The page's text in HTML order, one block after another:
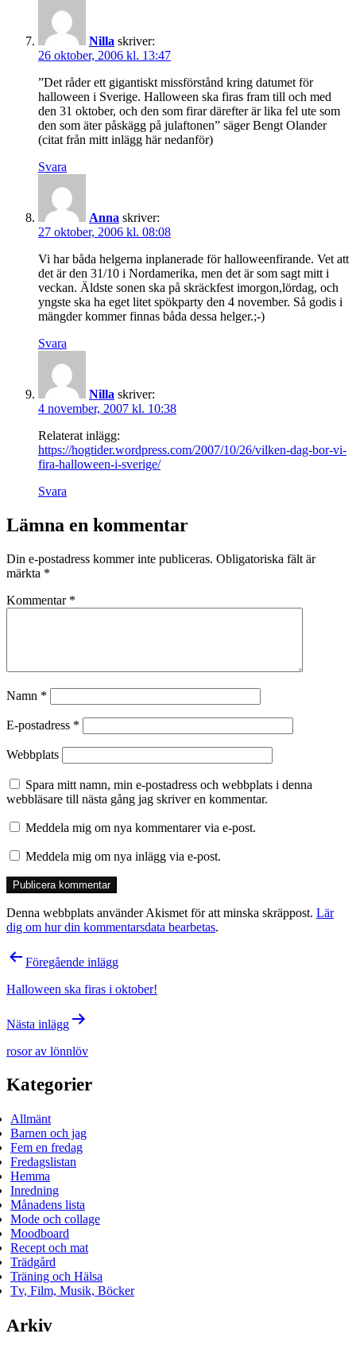
Nilla skriver:
26 oktober, 2006 kl. 13:47
”Det råder ett gigantiskt missförstånd kring datumet för
halloween i Sverige. Halloween ska firas fram till och med
den 31 oktober, och den som firar därefter är lika fel ute som
den som äter påskägg på julaftonen” säger Bengt Olander
(citat från mitt inlägg här nedanför)
Svara
Anna skriver:
27 oktober, 2006 kl. 08:08
Vi har båda helgerna inplanerade för halloweenfirande. Vet att
det är den 31/10 i Nordamerika, men det är som sagt mitt i
veckan. Äldste sonen ska på skräckfest imorgon,lördag, och
yngste ska ha eget litet spökparty den 4 november. Så godis i
mängder kommer finnas båda dessa helger.;-)
Svara
Nilla skriver:
4 november, 2007 kl. 10:38
Relaterat inlägg:
https://hogtider.wordpress.com/2007/10/26/vilken-dag-bor-vi-
fira-halloween-i-sverige/
Svara
Lämna en kommentar
Din e-postadress kommer inte publiceras. Obligatoriska fält är
märkta *
Kommentar *
Namn *
E-postadress *
Webbplats
Spara mitt namn, min e-postadress och webbplats i denna
webbläsare till nästa gång jag skriver en kommentar.
Meddela mig om nya kommentarer via e-post.
Meddela mig om nya inlägg via e-post.
Denna webbplats använder Akismet för att minska skräppost. Lär
dig om hur din kommentarsdata bearbetas.
Inläggsnavigering
Föregående inlägg
Halloween ska firas i oktober!
Nästa inlägg
rosor av lönnlöv
Kategorier
Allmänt
Barnen och jag
Fem en fredag
Fredagslistan
Hemma
Inredning
Månadens lista
Mode och collage
Moodboard
Recept och mat
Trädgård
Träning och Hälsa
Tv, Film, Musik, Böcker
Arkiv